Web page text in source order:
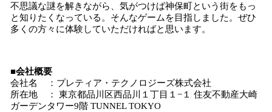
不思議な謎を解きながら、気がつけば神保町という街をもっ
と知りたくなっている。そんなゲームを目指しました。ぜひ
多くの方々に体験していただければと思います。
■会社概要
会社名 ：プレティア・テクノロジーズ株式会社
所在地 ： 東京都品川区西品川１丁目１−１ 住友不動産大崎
ガーデンタワー9階 TUNNEL TOKYO